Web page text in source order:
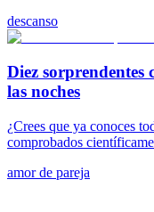
descanso
Diez
las noches
¿Crees que ya conoces
comprobados
amor de pareja